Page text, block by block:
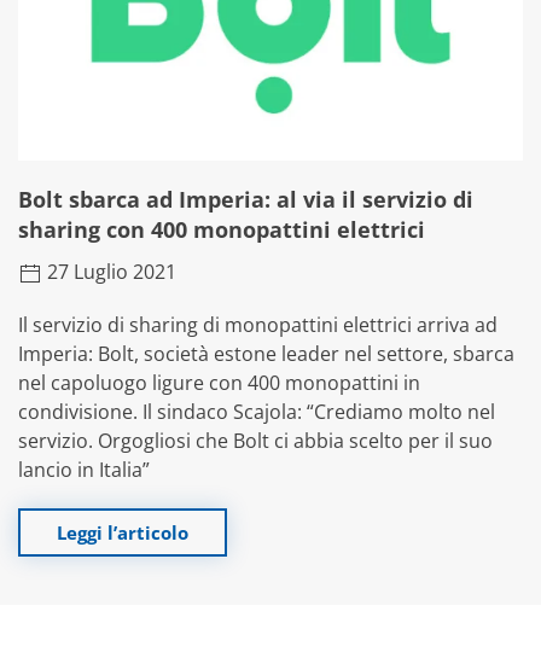
Bolt sbarca ad Imperia: al via il servizio di
sharing con 400 monopattini elettrici
27 Luglio 2021
Il servizio di sharing di monopattini elettrici arriva ad
Imperia: Bolt, società estone leader nel settore, sbarca
nel capoluogo ligure con 400 monopattini in
condivisione. Il sindaco Scajola: “Crediamo molto nel
servizio. Orgogliosi che Bolt ci abbia scelto per il suo
lancio in Italia”
Leggi l’articolo